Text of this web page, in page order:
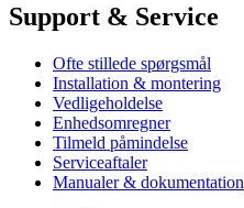
Support & Service
Ofte stillede spørgsmål
Installation & montering
Vedligeholdelse
Enhedsomregner
Tilmeld påmindelse
Serviceaftaler
Manualer & dokumentation